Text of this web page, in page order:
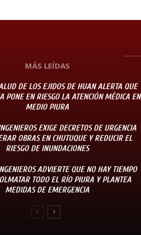
MÁS LEÍDAS
DE LOS EJIDOS DE HUAN ALERTA QUE
PONE EN RIESGO LA ATENCIÓN MÉDICA EN
MEDIO PIURA
EXIGE DECRETOS DE URGENCIA
OBRAS EN CHUTUQUE Y REDUCIR EL
RIESGO DE INUNDACIONES
ADVIERTE QUE NO HAY TIEMPO
TODO EL RÍO PIURA Y PLANTEA
MEDIDAS DE EMERGENCIA